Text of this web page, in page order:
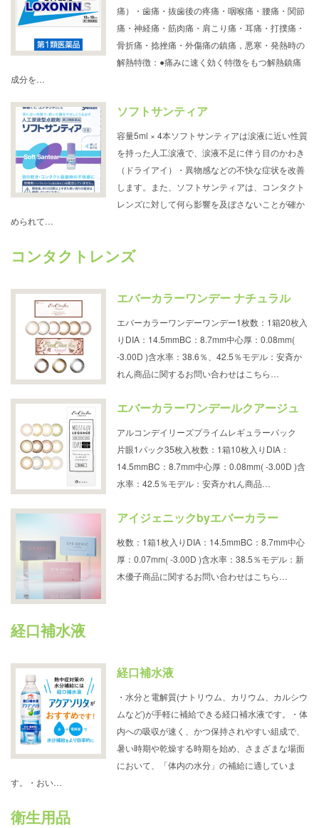
痛）・歯痛・抜歯後の疼痛・咽喉痛・腰痛・関節
痛・神経痛・筋肉痛・肩こり痛・耳痛・打撲痛・
骨折痛・捻挫痛・外傷痛の鎮痛，悪寒・発熱時の
解熱特徴：●痛みに速く効く特徴をもつ解熱鎮痛
成分を…
ソフトサンティア
容量5ml × 4本ソフトサンティアは涙液に近い性質
を持った人工涙液で、涙液不足に伴う目のかわき
（ドライアイ）・異物感などの不快な症状を改善
します。また、ソフトサンティアは、コンタクト
レンズに対して何ら影響を及ぼさないことが確か
められて…
コンタクトレンズ
エバーカラーワンデー ナチュラル
エバーカラーワンデーワンデー1枚数：1箱20枚入
りDIA：14.5mmBC：8.7mm中心厚：0.08mm(
-3.00D )含水率：38.6％、42.5％モデル：安斉か
れん商品に関するお問い合わせはこちら…
エバーカラーワンデールクアージュ
アルコンデイリーズプライムレギュラーパック
片眼1パック35枚入枚数：1箱10枚入りDIA：
14.5mmBC：8.7mm中心厚：0.08mm( -3.00D )含
水率：42.5％モデル：安斉かれん商品…
アイジェニックbyエバーカラー
枚数：1箱1枚入りDIA：14.5mmBC：8.7mm中心
厚：0.07mm( -3.00D )含水率：38.5％モデル：新
木優子商品に関するお問い合わせはこちら…
経口補水液
経口補水液
・水分と電解質(ナトリウム、カリウム、カルシウ
ムなど)が手軽に補給できる経口補水液です。・体
内への吸収が速く、かつ保持されやすい組成で、
暑い時期や乾燥する時期を始め、さまざまな場面
において、「体内の水分」の補給に適していま
す。・おい…
衛生用品